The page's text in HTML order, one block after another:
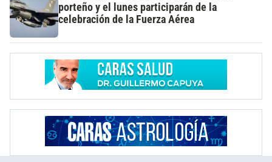
porteño y el lunes participarán de la
celebración de la Fuerza Aérea